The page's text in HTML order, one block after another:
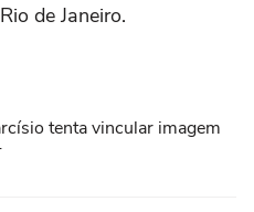
de Janeiro.
tenta vincular imagem